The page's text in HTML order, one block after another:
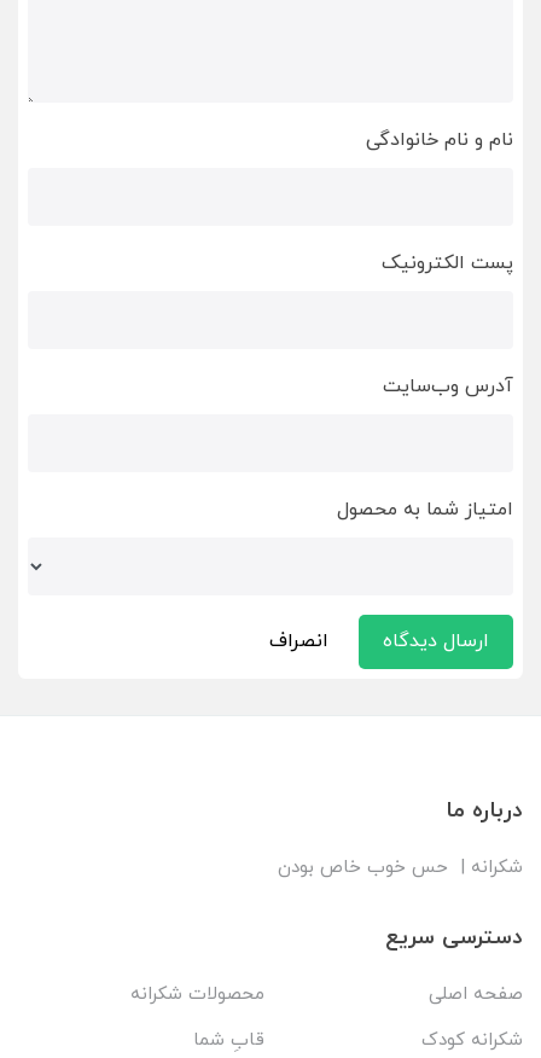
نام و نام خانوادگی
پست الکترونیک
آدرس وب‌سایت
امتیاز شما به محصول
ارسال دیدگاه انصراف
درباره ما
شکرانه | حس خوب خاص بودن
دسترسی سریع
صفحه اصلی
محصولات شکرانه
شکرانه کودک
قابِ شما